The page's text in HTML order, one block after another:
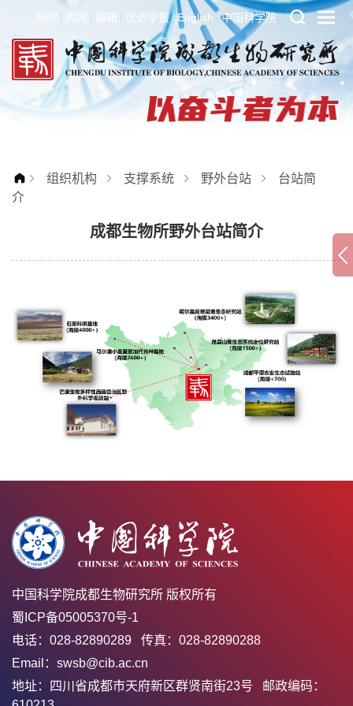
ARP 内网 邮箱 信访举报 English 中国科学院
组织机构 支撑系统 野外台站
台站简
介
成都生物所野外台站简介
中国科学院成都生物研究所 版权所有
蜀ICP备05005370号-1
电话：028-82890289 传真：028-82890288
Email：swsb@cib.ac.cn
地址：四川省成都市天府新区群贤南街23号 邮政编码：